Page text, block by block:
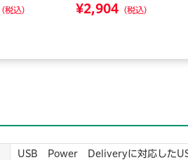
（税込） ¥2,904 （税込）
USB Power Deliveryに対応した